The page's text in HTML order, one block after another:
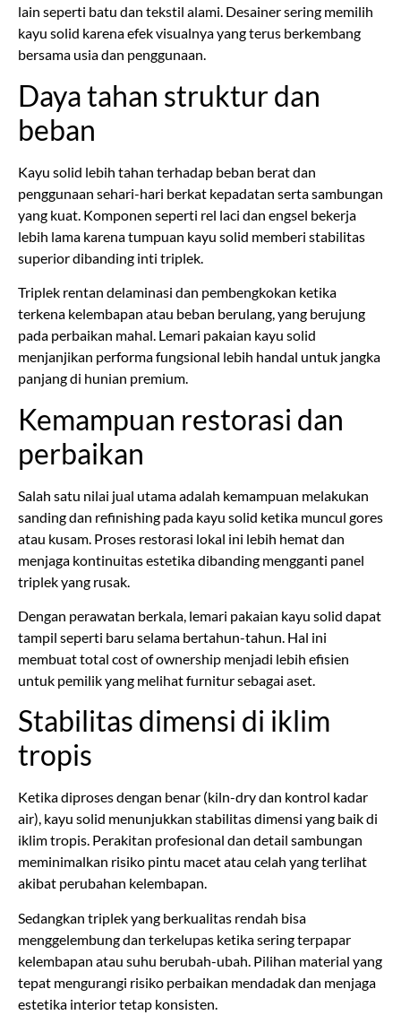
lain seperti batu dan tekstil alami. Desainer sering memilih
kayu solid karena efek visualnya yang terus berkembang
bersama usia dan penggunaan.
Daya tahan struktur dan
beban
Kayu solid lebih tahan terhadap beban berat dan
penggunaan sehari-hari berkat kepadatan serta sambungan
yang kuat. Komponen seperti rel laci dan engsel bekerja
lebih lama karena tumpuan kayu solid memberi stabilitas
superior dibanding inti triplek.
Triplek rentan delaminasi dan pembengkokan ketika
terkena kelembapan atau beban berulang, yang berujung
pada perbaikan mahal. Lemari pakaian kayu solid
menjanjikan performa fungsional lebih handal untuk jangka
panjang di hunian premium.
Kemampuan restorasi dan
perbaikan
Salah satu nilai jual utama adalah kemampuan melakukan
sanding dan refinishing pada kayu solid ketika muncul gores
atau kusam. Proses restorasi lokal ini lebih hemat dan
menjaga kontinuitas estetika dibanding mengganti panel
triplek yang rusak.
Dengan perawatan berkala, lemari pakaian kayu solid dapat
tampil seperti baru selama bertahun-tahun. Hal ini
membuat total cost of ownership menjadi lebih efisien
untuk pemilik yang melihat furnitur sebagai aset.
Stabilitas dimensi di iklim
tropis
Ketika diproses dengan benar (kiln-dry dan kontrol kadar
air), kayu solid menunjukkan stabilitas dimensi yang baik di
iklim tropis. Perakitan profesional dan detail sambungan
meminimalkan risiko pintu macet atau celah yang terlihat
akibat perubahan kelembapan.
Sedangkan triplek yang berkualitas rendah bisa
menggelembung dan terkelupas ketika sering terpapar
kelembapan atau suhu berubah-ubah. Pilihan material yang
tepat mengurangi risiko perbaikan mendadak dan menjaga
estetika interior tetap konsisten.